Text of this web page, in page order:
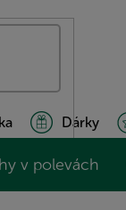
Dárky
v polevách